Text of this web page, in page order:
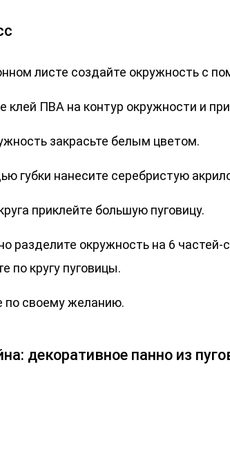
листе создайте окружность с
клей ПВА на контур окружности и
закрасьте белым цветом.
губки нанесите серебристую
приклейте большую пуговицу.
разделите окружность на 6 частей-
по кругу пуговицы.
по своему желанию.
декоративное панно из